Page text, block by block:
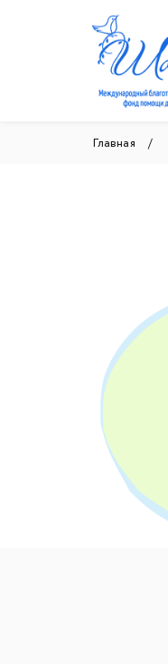
Главная